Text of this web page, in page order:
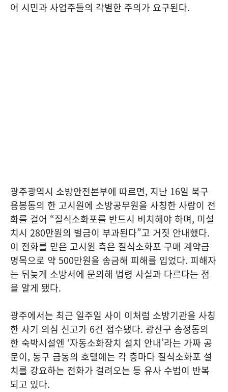
어 시민과 사업주들의 각별한 주의가 요구된다.
광주광역시 소방안전본부에 따르면, 지난 16일 북구
용봉동의 한 고시원에 소방공무원을 사칭한 사람이 전
화를 걸어 “질식소화포를 반드시 비치해야 하며, 미설
치시 280만원의 벌금이 부과된다”고 거짓 안내했다.
이 전화를 믿은 고시원 측은 질식소화포 구매 계약금
명목으로 약 500만원을 송금해 피해를 입었다. 피해자
는 뒤늦게 소방서에 문의해 법령 사실과 다르다는 점
을 알게 됐다.
광주에서는 최근 일주일 사이 이처럼 소방기관을 사칭
한 사기 의심 신고가 6건 접수됐다. 광산구 송정동의
한 숙박시설엔 ‘자동소화장치 설치 안내’라는 가짜 공
문이, 동구 금동의 호텔에는 각 층마다 질식소화포 설
치를 강요하는 전화가 걸려오는 등 유사 수법이 반복
되고 있다.